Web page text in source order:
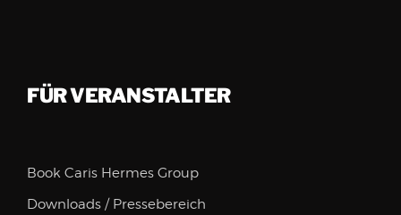
FÜR VERANSTALTER
Book Caris Hermes Group
Downloads / Pressebereich